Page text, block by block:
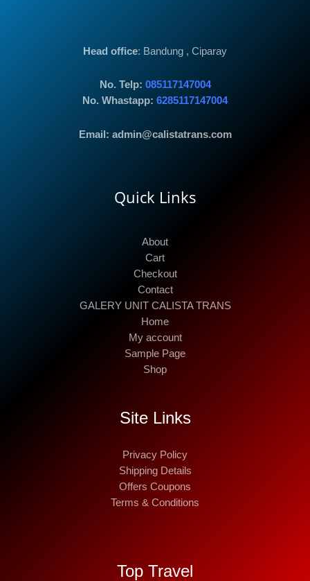
Head office: Bandung , Ciparay
No. Telp: 085117147004
No. Whastapp: 6285117147004
Email: admin@calistatrans.com
Quick Links
About
Cart
Checkout
Contact
GALERY UNIT CALISTA TRANS
Home
My account
Sample Page
Shop
Site Links
Privacy Policy
Shipping Details
Offers Coupons
Terms & Conditions
Top Travel